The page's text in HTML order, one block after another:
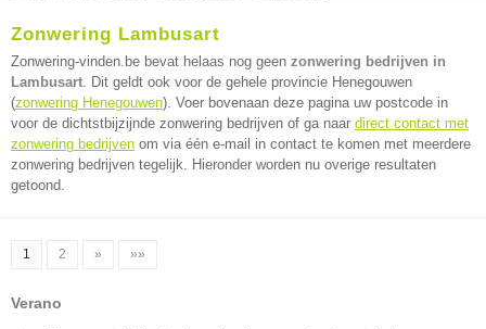
Zonwering Lambusart
Zonwering-vinden.be bevat helaas nog geen zonwering bedrijven in
Lambusart. Dit geldt ook voor de gehele provincie Henegouwen
(zonwering Henegouwen). Voer bovenaan deze pagina uw postcode in
voor de dichtstbijzijnde zonwering bedrijven of ga naar direct contact met
zonwering bedrijven om via één e-mail in contact te komen met meerdere
zonwering bedrijven tegelijk. Hieronder worden nu overige resultaten
getoond.
1 2 » »»
Verano